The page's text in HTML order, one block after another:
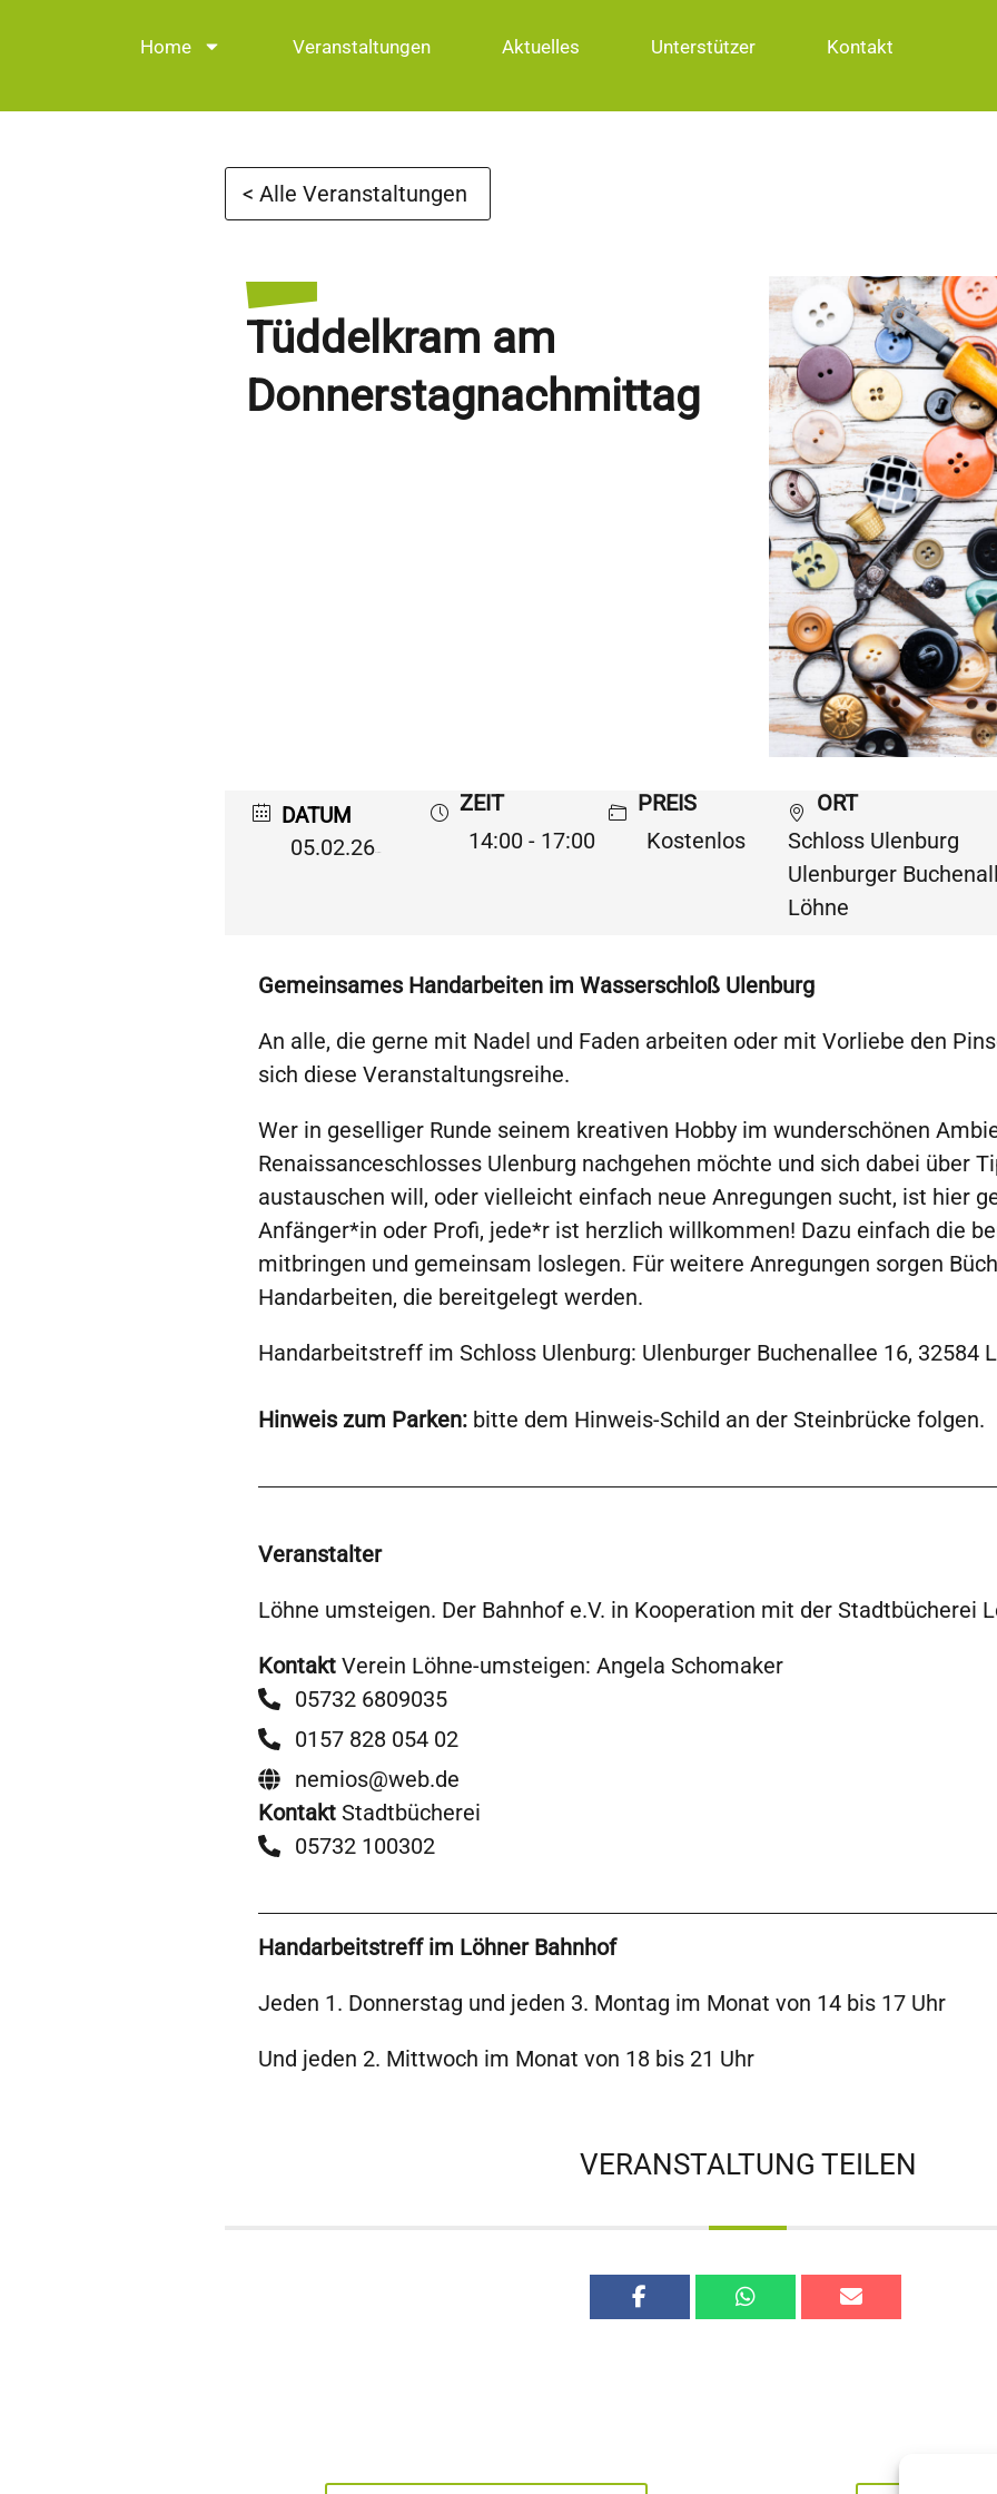
Home Veranstaltungen Aktuelles Unterstützer Kontakt
< Alle Veranstaltungen
Tüddelkram am
Donnerstagnachmittag
DATUM
05.02.26
ZEIT
14:00 - 17:00
PREIS
Kostenlos
ORT
Schloss Ulenburg
Ulenburger
Löhne
Gemeinsames Handarbeiten im Wasserschloß Ulenburg
An alle, die gerne mit Nadel und Faden arbeiten oder mit Vorliebe den
sich diese Veranstaltungsreihe.
Wer in geselliger Runde seinem kreativen Hobby im wunderschönen
Renaissanceschlosses Ulenburg nachgehen möchte und sich dabei über
austauschen will, oder vielleicht einfach neue Anregungen sucht, ist hier
Anfänger*in oder Profi, jede*r ist herzlich willkommen! Dazu einfach die
mitbringen und gemeinsam loslegen. Für weitere Anregungen sorgen
Handarbeiten, die bereitgelegt werden.
Handarbeitstreff im Schloss Ulenburg: Ulenburger Buchenallee 16, 32584
Hinweis zum Parken: bitte dem Hinweis-Schild an der Steinbrücke folgen.
Veranstalter
Löhne umsteigen. Der Bahnhof e.V. in Kooperation mit der Stadtbücherei
Kontakt Verein Löhne-umsteigen: Angela Schomaker
05732 6809035
0157 828 054 02
nemios@web.de
Kontakt Stadtbücherei
05732 100302
Handarbeitstreff im Löhner Bahnhof
Jeden 1. Donnerstag und jeden 3. Montag im Monat von 14 bis 17 Uhr
Und jeden 2. Mittwoch im Monat von 18 bis 21 Uhr
VERANSTALTUNG TEILEN